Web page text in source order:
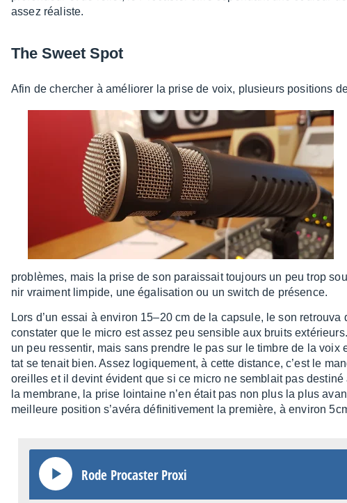
assez réaliste.
The Sweet Spot
Afin de cher­cher à amélio­rer la prise de voix, plusieurs posi­tions
problèmes, mais la prise de son parais­sait toujours un peu trop
nir vrai­ment limpide, une égali­sa­tion ou un switch de présence.
Lors d’un essai à envi­ron 15–20 cm de la capsule, le son
consta­ter que le micro est assez peu sensible aux bruits
un peu ressen­tir, mais sans prendre le pas sur le timbre de la
tat se tenait bien. Assez logique­ment, à cette distance, c’est le
oreilles et il devint évident que si ce micro ne semblait pas
la membrane, la prise loin­taine n’en était pas non plus la plus
meilleure posi­tion s’avéra défi­ni­ti­ve­ment la première, à envi­ron
Rode Procas­ter Proxi